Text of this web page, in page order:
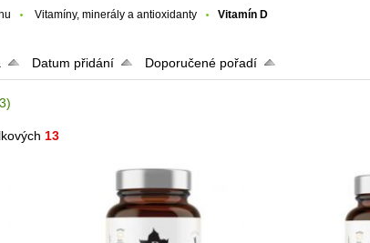
Vitamíny, minerály a antioxidanty Vitamín D
Datum přidání Doporučené pořadí
13